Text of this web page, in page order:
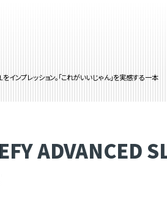
ンプレッション。「これがいいじゃん」を実感する一本
ADVANCED SL